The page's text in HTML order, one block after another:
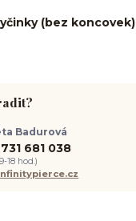
(bez koncovek)
Badurová
681 038
18 hod.)